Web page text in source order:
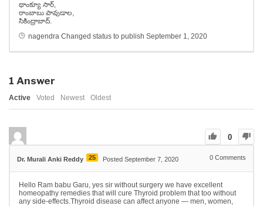
థాంక్యూ సార్,
రాంబాబు పావుడాల,
సికింద్రాబాద్.
nagendra Changed status to publish September 1, 2020
1 Answer
Active Voted Newest Oldest
0
Dr. Murali Anki Reddy 25 Posted September 7, 2020 0 Comments
Hello Ram babu Garu, yes sir without surgery we have excellent
homeopathy remedies that will cure Thyroid problem that too without
any side-effects.Thyroid disease can affect anyone — men, women,